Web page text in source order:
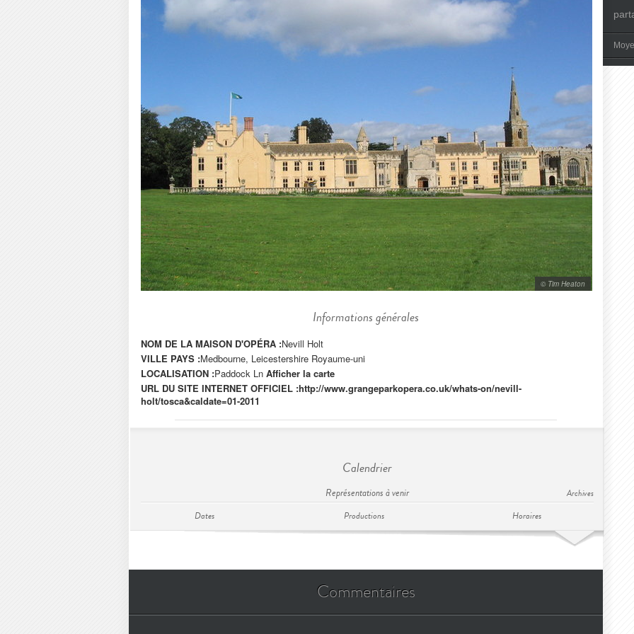
© Tim Heaton
Informations générales
NOM DE LA MAISON D'OPÉRA :Nevill Holt
VILLE PAYS :Medbourne, Leicestershire Royaume-uni
LOCALISATION :Paddock Ln Afficher la carte
URL DU SITE INTERNET OFFICIEL :http://www.grangeparkopera.co.uk/whats-on/nevill-
holt/tosca&caldate=01-2011
Calendrier
Représentations à venir Archives
Dates Productions Horaires
Commentaires